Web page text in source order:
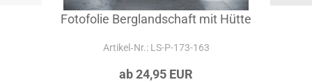
Fotofolie Berglandschaft mit Hütte
Artikel‑Nr.: LS-P-173-163
ab 24,95 EUR